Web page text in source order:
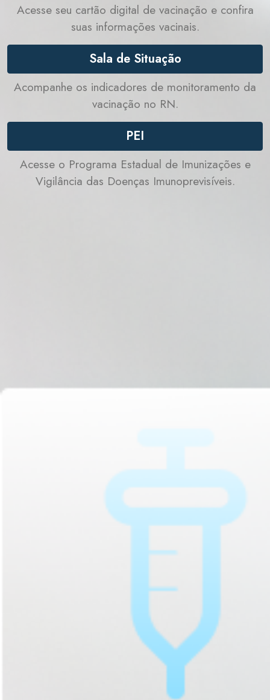
Acesse seu cartão digital de vacinação e confira
suas informações vacinais.
Sala de Situação
Acompanhe os indicadores de monitoramento da
vacinação no RN.
PEI
Acesse o Programa Estadual de Imunizações e
Vigilância das Doenças Imunoprevisíveis.